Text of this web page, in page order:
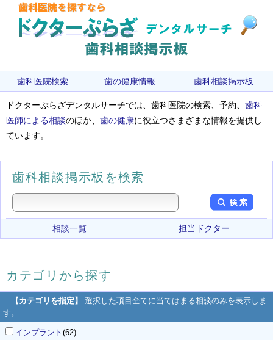
歯科医院検索 歯の健康情報 歯科相談掲示板
ドクターぷらざデンタルサーチでは、歯科医院の検索、予約、 歯科
医師による相談のほか、 歯の健康に役立つさまざまな情報を提供し
ています。
歯科相談掲示板を検索
相談一覧 担当ドクター
カテゴリから探す
【カテゴリを指定】
選択した項目全てに当てはまる相談のみを表示しま
す。
インプラント (62)